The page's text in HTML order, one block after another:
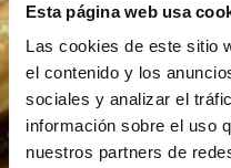
Esta página web usa
Las cookies de este sitio
el contenido y los
sociales y analizar el
información sobre el uso
nuestros partners de